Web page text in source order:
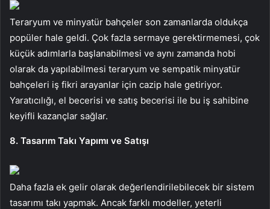
Teraryum ve minyatür bahçeler son zamanlarda oldukça
popüler hale geldi. Çok fazla sermaye gerektirmemesi, çok
küçük adımlarla başlanabilmesi ve aynı zamanda hobi
olarak da yapılabilmesi teraryum ve sempatik minyatür
bahçeleri iş fikri arayanlar için cazip hale getiriyor.
Yaratıcılığı, el becerisi ve satış becerisi ile bu iş sahibine
keyifli kazançlar sağlar.
8. Tasarım Takı Yapımı ve Satışı
Daha fazla ek gelir olarak değerlendirilebilecek bir sistem
tasarımı takı yapmak. Ancak farklı modeller, yeterli